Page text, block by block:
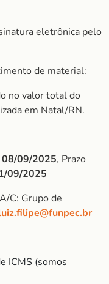
eletrônica pelo
de material:
no valor total do
em Natal/RN.
08/09/2025, Prazo
09/2025
C: Grupo de
ICMS (somos